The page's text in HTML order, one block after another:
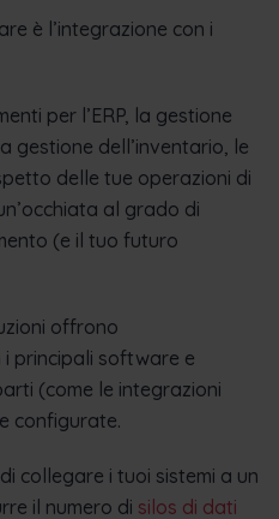
è l’integrazione con i
per l’ERP, la gestione
gestione dell’inventario, le
delle tue operazioni di
al grado di
(e il tuo futuro
offrono
i principali software e
(come le integrazioni
configurate.
collegare i tuoi sistemi a un
il numero di silos di dati